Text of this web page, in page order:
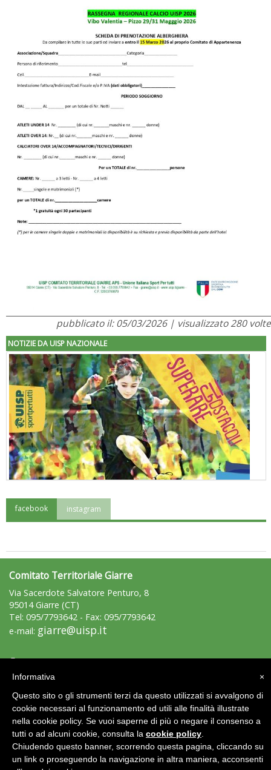
pubblicato il: 05/03/2026 | visualizzato 280 volte
NOTIZIE DA UISP NAZIONALE
"Superare gli ostacoli": la relazione di Tiziano Pesce al CN Uisp
Luglio 2026: "Pensando con i piedi, si possono fare le
facebook instagram
Comitato Territoriale Giarre
Via Sacerdote Salvatore Penturo, 8
95014 Giarre (CT)
Tel: 095/7793642 - Fax: 095/7793642
e-mail: giarre@uisp.it
Area Riservata 2.0
×
Informativa
Questo sito o gli strumenti terzi da questo utilizzati si avvalgono di
cookie necessari al funzionamento ed utili alle finalità illustrate
nella cookie policy. Se vuoi saperne di più o negare il consenso a
tutti o ad alcuni cookie, consulta la cookie policy
Chiudendo questo banner, scorrendo questa pagina, cliccando su
un link o proseguendo la navigazione in altra maniera, acconsenti